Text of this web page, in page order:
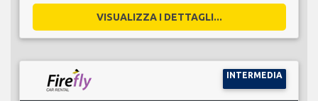
VISUALIZZA I DETTAGLI...
INTERMEDIA